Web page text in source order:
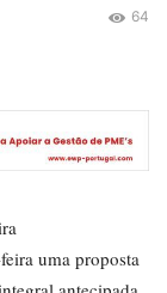
64
uma proposta